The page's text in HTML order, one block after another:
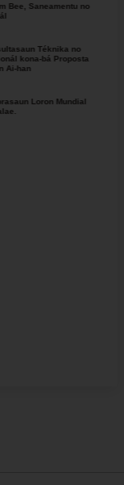
Bee, Saneamentu no
Téknika no
kona-bá Proposta
Ai-han
Loron Mundial